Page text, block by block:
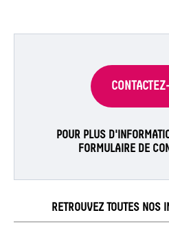
POUR PLUS
FORMULAIRE DE
RETROUVEZ TOUTES NOS